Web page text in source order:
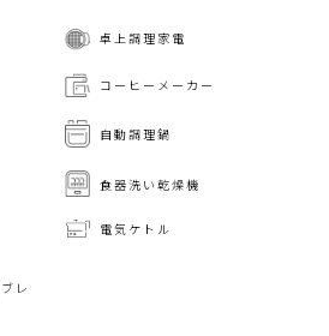
卓上調理家電
コーヒーメーカー
自動調理鍋
食器洗い乾燥機
電気ケトル
ブレ